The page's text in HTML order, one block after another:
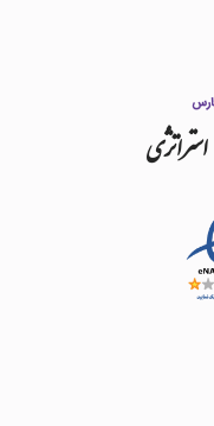
استراتژی